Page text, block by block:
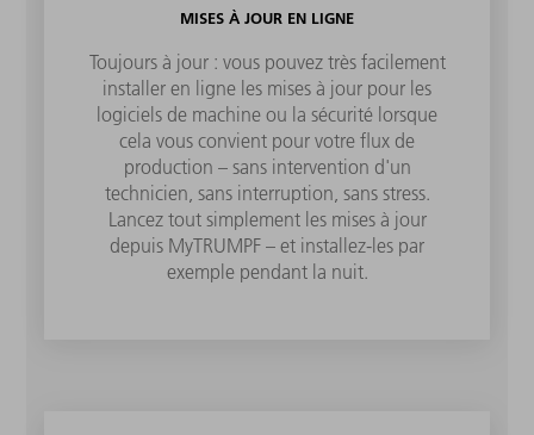
MISES À JOUR EN LIGNE
Toujours à jour : vous pouvez très facilement
installer en ligne les mises à jour pour les
logiciels de machine ou la sécurité lorsque
cela vous convient pour votre flux de
production – sans intervention d'un
technicien, sans interruption, sans stress.
Lancez tout simplement les mises à jour
depuis MyTRUMPF – et installez-les par
exemple pendant la nuit.